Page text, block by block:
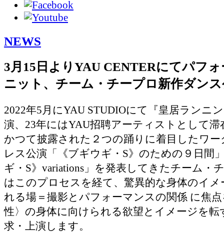
NEWS
3月15日よりYAU CENTERにてパフ
ニット、チーム・チープロ新作ダン
2022年5月にYAU STUDIOにて『皇居ランニ
演、23年にはYAU招聘アーティストとして滞
かつて披露された２つの踊りに着目したワ
レス公演「《ブギウギ・S》のための９日間
ギ・S》variations」を発表してきたチーム・
はこのプロセスを経て、驚異的な身体のイ
れる場＝撮影とパフォーマンスの関係 に焦
性〉の身体に向けられる欲望とイメージを転
求・上演します。